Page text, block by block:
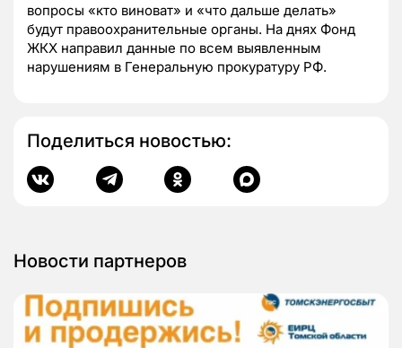
вопросы «кто виноват» и «что дальше делать»
будут правоохранительные органы. На днях Фонд
ЖКХ направил данные по всем выявленным
нарушениям в Генеральную прокуратуру РФ.
Поделиться новостью:
Новости партнеров